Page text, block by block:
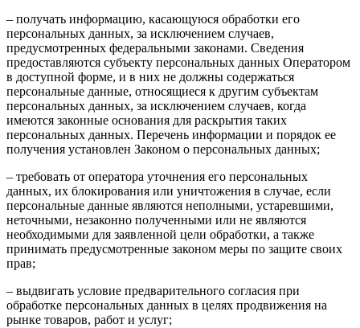
– получать информацию, касающуюся обработки его
персональных данных, за исключением случаев,
предусмотренных федеральными законами. Сведения
предоставляются субъекту персональных данных Оператором
в доступной форме, и в них не должны содержаться
персональные данные, относящиеся к другим субъектам
персональных данных, за исключением случаев, когда
имеются законные основания для раскрытия таких
персональных данных. Перечень информации и порядок ее
получения установлен Законом о персональных данных;
– требовать от оператора уточнения его персональных
данных, их блокирования или уничтожения в случае, если
персональные данные являются неполными, устаревшими,
неточными, незаконно полученными или не являются
необходимыми для заявленной цели обработки, а также
принимать предусмотренные законом меры по защите своих
прав;
– выдвигать условие предварительного согласия при
обработке персональных данных в целях продвижения на
рынке товаров, работ и услуг;